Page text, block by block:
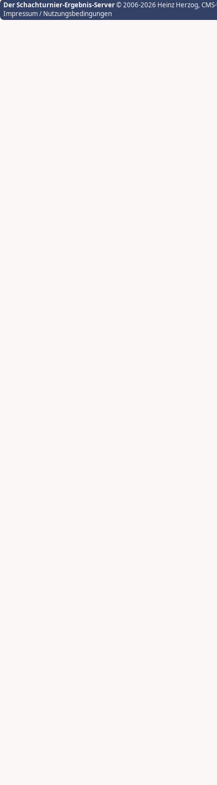
Der Schachturnier-Ergebnis-Server© 2006-2026 Heinz Herzog,
Impressum / Nutzungsbedingungen